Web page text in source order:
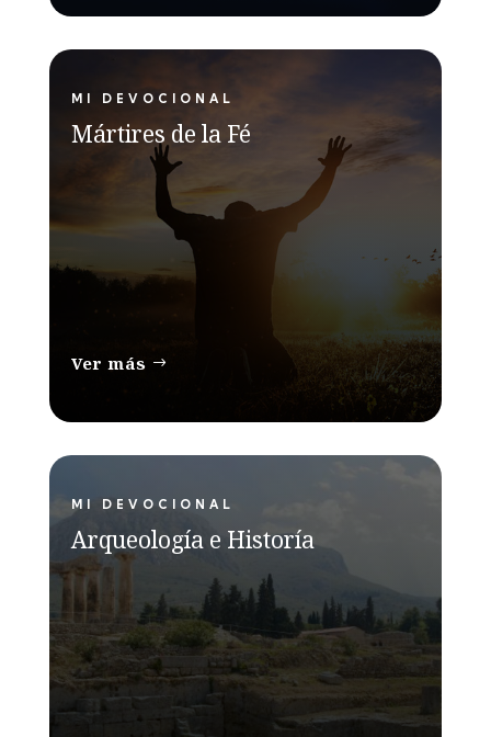
MI DEVOCIONAL
Mártires de la Fé
Ver más
MI DEVOCIONAL
Arqueología e Historía